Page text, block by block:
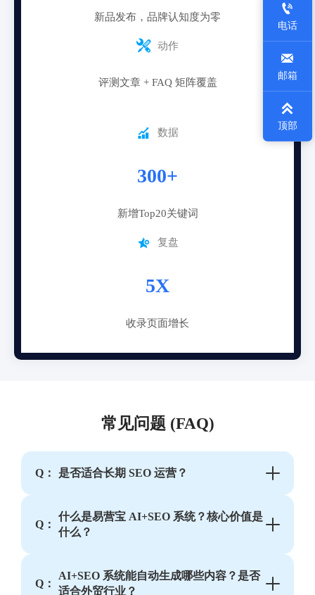
新品发布，品牌认知度为零
 动作
评测文章 + FAQ 矩阵覆盖
 数据
300+
新增Top20关键词
 复盘
5X
收录页面增长
常见问题 (FAQ)
Q： 是否适合长期 SEO 运营？
Q：
什么是易营宝 AI+SEO 系统？核心价值是
什么？
Q：
AI+SEO 系统能自动生成哪些内容？是否
适合外贸行业？

电话

邮箱

顶部